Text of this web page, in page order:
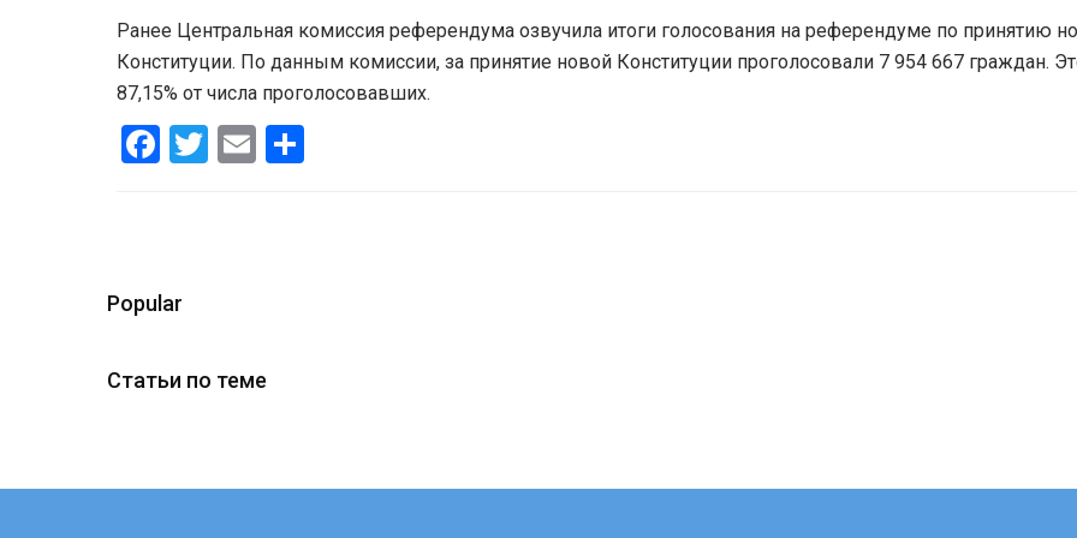
Ранее Центральная комиссия референдума озвучила итоги голосования на референдуме по принятию
Конституции. По данным комиссии, за принятие новой Конституции проголосовали 7 954 667 граждан.
87,15% от числа проголосовавших.
Facebook
Twitter
Email
Popular
Статьи по теме